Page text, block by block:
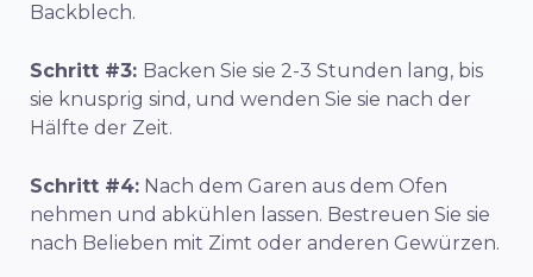
Backblech.
Schritt #3: Backen Sie sie 2-3 Stunden lang, bis
sie knusprig sind, und wenden Sie sie nach der
Hälfte der Zeit.
Schritt #4: Nach dem Garen aus dem Ofen
nehmen und abkühlen lassen. Bestreuen Sie sie
nach Belieben mit Zimt oder anderen Gewürzen.